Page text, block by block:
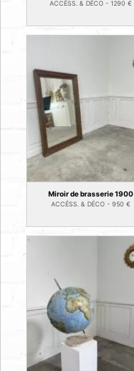
ACCÉSS. & DÉCO - 1290 €
Miroir de brasserie 1900
ACCÉSS. & DÉCO - 950 €